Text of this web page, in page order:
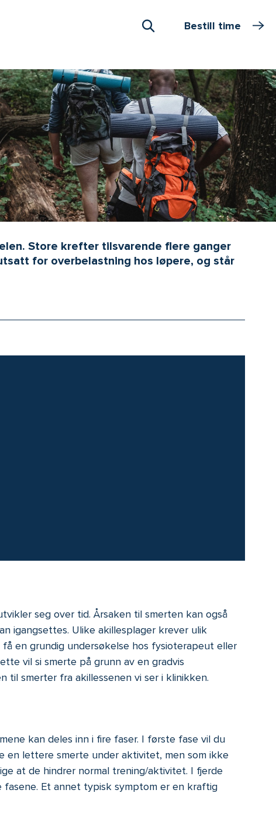
Bestill time
Store krefter tilsvarende flere ganger
for overbelastning hos løpere, og står
seg over tid. Årsaken til smerten kan også
igangsettes. Ulike akillesplager krever ulik
en grundig undersøkelse hos fysioterapeut eller
vil si smerte på grunn av en gradvis
til smerter fra akillessenen vi ser i klinikken.
kan deles inn i fire faser. I første fase vil du
en lettere smerte under aktivitet, men som ikke
at de hindrer normal trening/aktivitet. I fjerde
fasene. Et annet typisk symptom er en kraftig